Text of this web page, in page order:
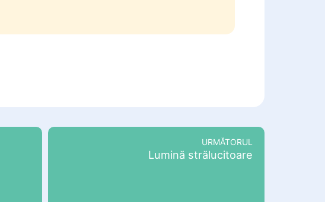
URMĂTORUL
Lumină strălucitoare